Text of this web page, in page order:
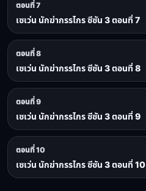
ตอนที่ 7
เซเว่น นักฆ่ากรรไกร ซีซัน 3 ตอนที่ 7
ตอนที่ 8
เซเว่น นักฆ่ากรรไกร ซีซัน 3 ตอนที่ 8
ตอนที่ 9
เซเว่น นักฆ่ากรรไกร ซีซัน 3 ตอนที่ 9
ตอนที่ 10
เซเว่น นักฆ่ากรรไกร ซีซัน 3 ตอนที่ 10